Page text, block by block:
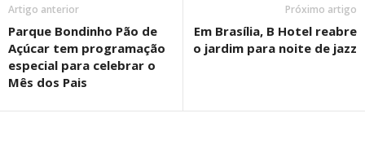
Artigo anterior
Parque Bondinho Pão de
Açúcar tem programação
especial para celebrar o
Mês dos Pais
Próximo artigo
Em Brasília, B Hotel reabre
o jardim para noite de jazz